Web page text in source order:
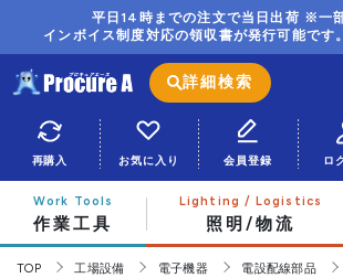
平日14時までの注文で当日出荷 ※一
インボイス制度対応の領収書が発行可能です
詳細検索
再購入 お気に入り 会員登録 ロ
作業工具 照明/物流
TOP 工場設備 電子機器 電設配線部品